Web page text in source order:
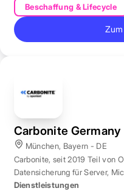
Beschaffung & Lifecycle
Carbonite Germany
München, Bayern - DE
Carbonite, seit 2019 Teil von
Datensicherung für Server,
Dienstleistungen